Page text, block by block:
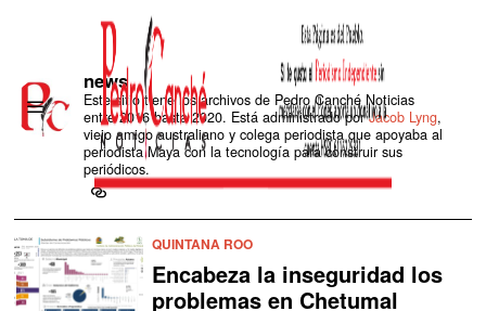
news
Este sitio tiene los archivos de Pedro Canché Noticias
entre 2016 hasta 2020. Está administrado porJacob Lyng,
viejo amigo australiano y colega periodista que apoyaba al
periodista Maya con la tecnología para construir sus
periódicos.
QUINTANA ROO
Encabeza la inseguridad los
problemas en Chetumal